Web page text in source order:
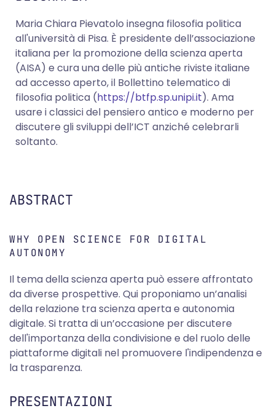
Maria Chiara Pievatolo insegna filosofia politica
all'università di Pisa. È presidente dell’associazione
italiana per la promozione della scienza aperta
(AISA) e cura una delle più antiche riviste italiane
ad accesso aperto, il Bollettino telematico di
filosofia politica (https://btfp.sp.unipi.it). Ama
usare i classici del pensiero antico e moderno per
discutere gli sviluppi dell’ICT anziché celebrarli
soltanto.
ABSTRACT
WHY OPEN SCIENCE FOR DIGITAL
AUTONOMY
Il tema della scienza aperta può essere affrontato
da diverse prospettive. Qui proponiamo un’analisi
della relazione tra scienza aperta e autonomia
digitale. Si tratta di un’occasione per discutere
dell'importanza della condivisione e del ruolo delle
piattaforme digitali nel promuovere l'indipendenza e
la trasparenza.
PRESENTAZIONI